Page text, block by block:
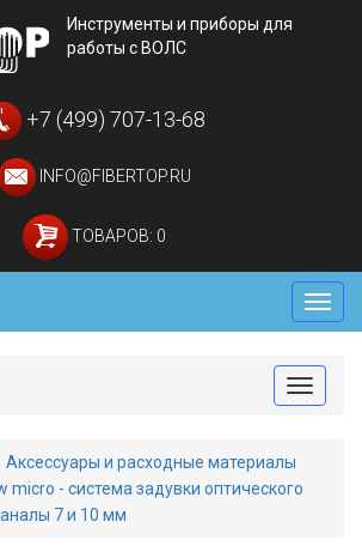
Инструменты и приборы для
работы с ВОЛС
+7 (499) 707-13-68
INFO@FIBERTOP.RU
ТОВАРОВ: 0
Меню
Toggle
Аксессуары и расходные материалы
micro - система задувки оптического
7 и 10 мм